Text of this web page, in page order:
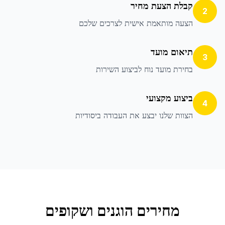
2 קבלת הצעת מחיר
הצעה מותאמת אישית לצרכים שלכם
3 תיאום מועד
בחירת מועד נוח לביצוע השירות
4 ביצוע מקצועי
הצוות שלנו יבצע את העבודה ביסודיות
מחירים הוגנים ושקופים